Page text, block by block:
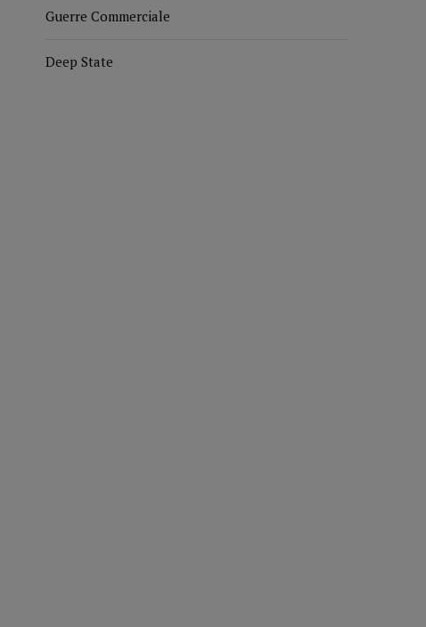
Guerre Commerciale
Deep State